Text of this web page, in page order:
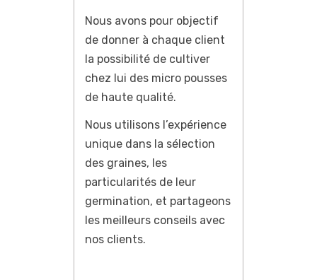
Nous avons pour objectif
de donner à chaque client
la possibilité de cultiver
chez lui des micro pousses
de haute qualité.
Nous utilisons l’expérience
unique dans la sélection
des graines, les
particularités de leur
germination, et partageons
les meilleurs conseils avec
nos clients.